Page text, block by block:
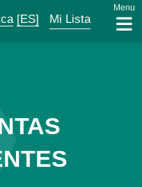
[ES] Mi Lista
Menu